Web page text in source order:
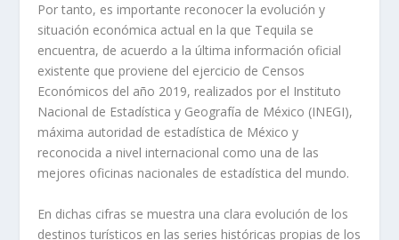
Por tanto, es importante reconocer la evolución y
situación económica actual en la que Tequila se
encuentra, de acuerdo a la última información oficial
existente que proviene del ejercicio de Censos
Económicos del año 2019, realizados por el Instituto
Nacional de Estadística y Geografía de México (INEGI),
máxima autoridad de estadística de México y
reconocida a nivel internacional como una de las
mejores oficinas nacionales de estadística del mundo.
En dichas cifras se muestra una clara evolución de los
destinos turísticos en las series históricas propias de los